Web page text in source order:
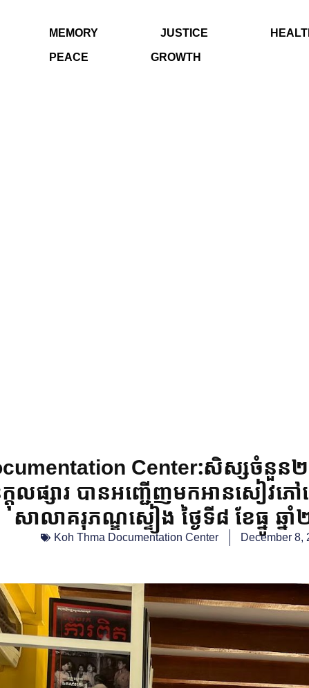
MEMORY JUSTICE
PEACE GROWTH
Center:សិស្សចំនួន
លផ្សារ បានអញ្ជើញមកអានសៀវភ
សាលាគរុភណ្ឌស្ទៀង ថ្ងៃទី៨ ខែធ្នូ ឆ្ន
Koh Thma Documentation Center December 8,